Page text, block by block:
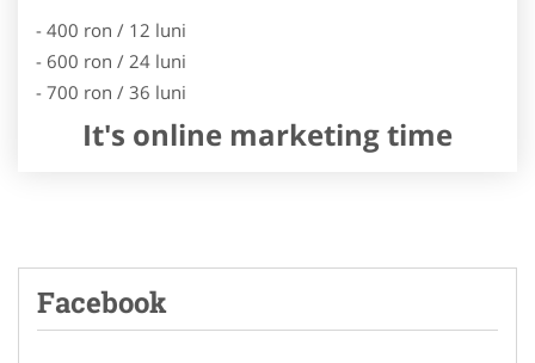
- 400 ron / 12 luni
- 600 ron / 24 luni
- 700 ron / 36 luni
It's online marketing time
Facebook